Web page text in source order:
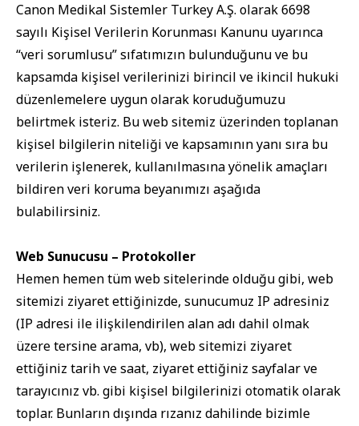
Canon Medikal Sistemler Turkey A.Ş. olarak 6698
sayılı Kişisel Verilerin Korunması Kanunu uyarınca
“veri sorumlusu” sıfatımızın bulunduğunu ve bu
kapsamda kişisel verilerinizi birincil ve ikincil hukuki
düzenlemelere uygun olarak koruduğumuzu
belirtmek isteriz. Bu web sitemiz üzerinden toplanan
kişisel bilgilerin niteliği ve kapsamının yanı sıra bu
verilerin işlenerek, kullanılmasına yönelik amaçları
bildiren veri koruma beyanımızı aşağıda
bulabilirsiniz.
Web Sunucusu – Protokoller
Hemen hemen tüm web sitelerinde olduğu gibi, web
sitemizi ziyaret ettiğinizde, sunucumuz IP adresiniz
(IP adresi ile ilişkilendirilen alan adı dahil olmak
üzere tersine arama, vb), web sitemizi ziyaret
ettiğiniz tarih ve saat, ziyaret ettiğiniz sayfalar ve
tarayıcınız vb. gibi kişisel bilgilerinizi otomatik olarak
toplar. Bunların dışında rızanız dahilinde bizimle